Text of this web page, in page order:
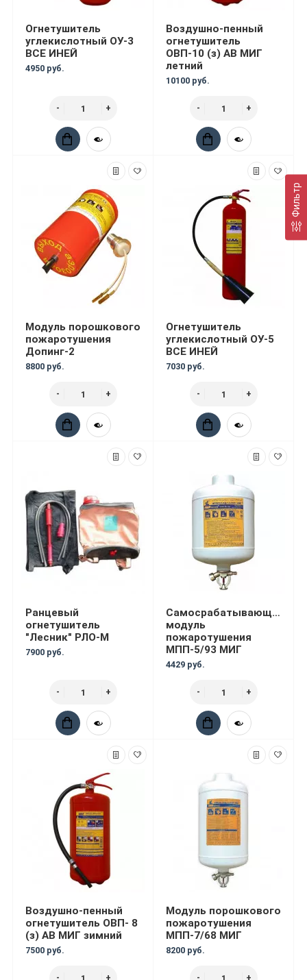
Фильтр
Огнетушитель
углекислотный ОУ-3
ВСЕ ИНЕЙ
4950 руб.
Воздушно-пенный
огнетушитель
ОВП-10 (з) АВ МИГ
летний
10100 руб.
Модуль порошкового
пожаротушения
Допинг-2
8800 руб.
Огнетушитель
углекислотный ОУ-5
ВСЕ ИНЕЙ
7030 руб.
Ранцевый
огнетушитель
"Лесник" РЛО-М
7900 руб.
Самосрабатывающий
модуль
пожаротушения
МПП-5/93 МИГ
4429 руб.
Воздушно-пенный
огнетушитель ОВП- 8
(з) АВ МИГ зимний
7500 руб.
Модуль порошкового
пожаротушения
МПП-7/68 МИГ
8200 руб.